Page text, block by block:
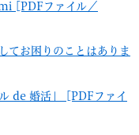
[PDFファイル／
てお困りのことはありま
de 婚活」 [PDFファイ